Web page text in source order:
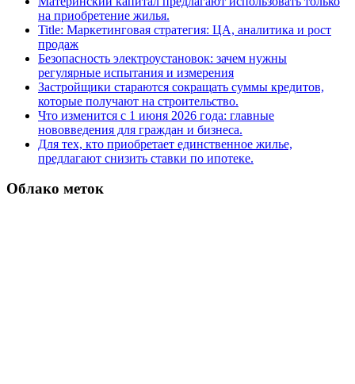
на приобретение жилья.
Title: Маркетинговая стратегия: ЦА, аналитика и рост
продаж
Безопасность электроустановок: зачем нужны
регулярные испытания и измерения
Застройщики стараются сокращать суммы кредитов,
которые получают на строительство.
Что изменится с 1 июня 2026 года: главные
нововведения для граждан и бизнеса.
Для тех, кто приобретает единственное жилье,
предлагают снизить ставки по ипотеке.
Облако меток